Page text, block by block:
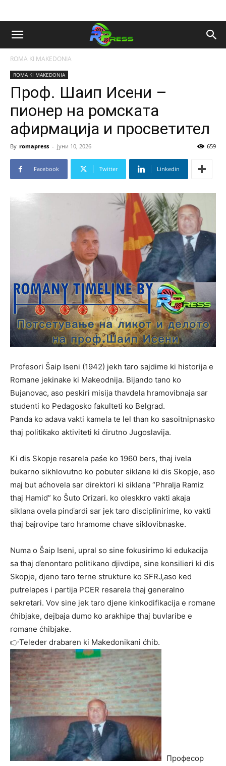
ROMA KI MAKEDONIA
ROMA KI MAKEDONIA
Проф. Шаип Исени –
пионер на ромската
афирмација и просветител
By romapress - јуни 10, 2026 659
Facebook Twitter Linkedin
Profesori Šaip Iseni (1942) jekh taro sajdime ki historija e
Romane jekinake ki Makeodnija. Bijando tano ko
Bujanovac, aso peskiri misija thavdela hramovibnaja sar
studenti ko Pedagosko fakulteti ko Belgrad.
Panda ko adava vakti kamela te lel than ko sasoitnipnasko
thaj politikako aktiviteti ki ćirutno Jugoslavija.
Ki dis Skopje resarela paśe ko 1960 bers, thaj ivela
bukarno sikhlovutno ko pobuter siklane ki dis Skopje, aso
maj but aćhovela sar direktori ki siklana “Phralja Ramiz
thaj Hamid” ko Šuto Orizari. ko oleskkro vakti akaja
siklana ovela pinďardi sar jek taro disciplinirime, ko vakti
thaj bajrovipe taro hramome chave siklovibnaske.
Numa o Šaip Iseni, upral so sine fokusirimo ki edukacija
sa thaj ďenontaro politikano djivdipe, sine konsilieri ki dis
Skopje, djeno taro terne strukture ko SFRJ,aso ked
putrelapes i partija PCER resarela thaj generalno
sekretari. Vov sine jek taro djene kinkodifikacija e romane
ćhibjake, dejbaja dumo ko arakhipe thaj buvlaribe e
romane ćhibjake.
👉Teleder drabaren ki Makedonikani ćhib.
Професор